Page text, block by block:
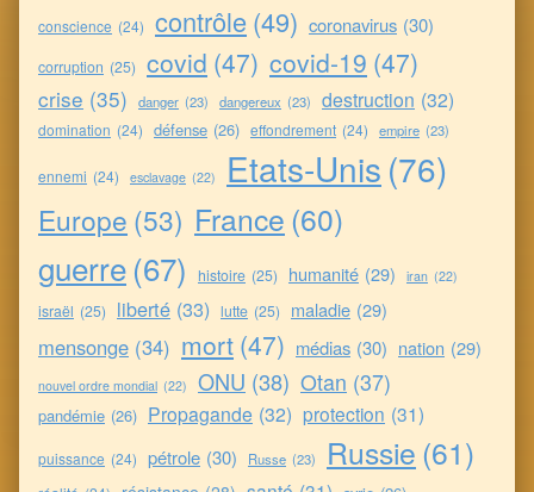
conscience (24) contrôle (49) coronavirus (30)
corruption (25) covid (47) covid-19 (47)
crise (35) danger (23) dangereux (23) destruction (32)
domination (24) défense (26) effondrement (24) empire (23)
ennemi (24) esclavage (22) Etats-Unis (76)
Europe (53) France (60)
guerre(67) histoire (25) humanité (29) iran (22)
israël (25) liberté (33) lutte (25) maladie (29)
mensonge (34) mort (47) médias (30) nation (29)
nouvel ordre mondial (22) ONU (38) Otan (37)
pandémie (26) Propagande (32) protection (31)
puissance (24) pétrole (30) Russe (23) Russie (61)